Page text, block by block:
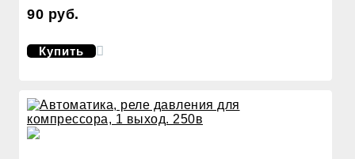
90 руб.
Купить